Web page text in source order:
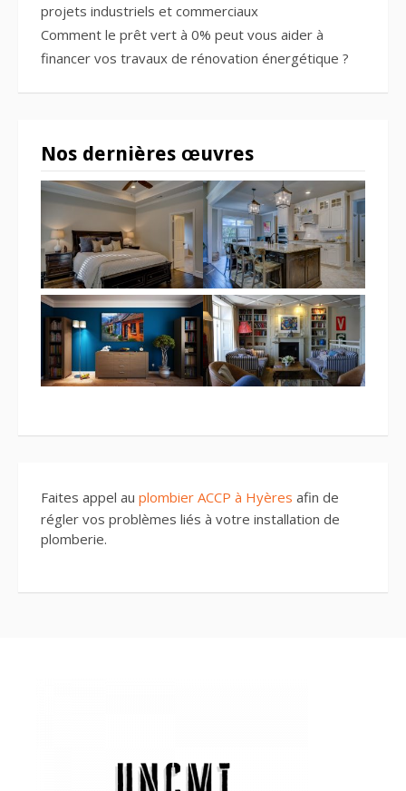
projets industriels et commerciaux
Comment le prêt vert à 0% peut vous aider à
financer vos travaux de rénovation énergétique ?
Nos dernières œuvres
Faites appel au plombier ACCP à Hyères afin de
régler vos problèmes liés à votre installation de
plomberie.